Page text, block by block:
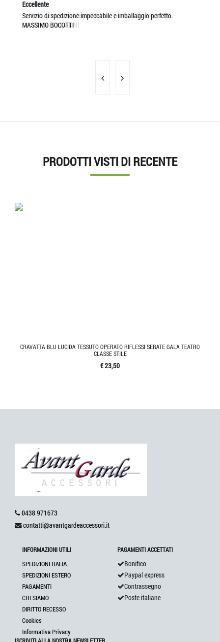
Eccellente
Estrema gentilezza, disponibilità e puntualitá. Prodotti d
GIOVANNI GIOVANNI
Eccellente
Servizio di spedizione impeccabile e imballaggio perfetto.
MASSIMO BOCOTTI
PRODOTTI VISTI DI RECENTE
'.'
CRAVATTA BLU LUCIDA TESSUTO OPERATO RIFLESSI SERATE GALA TEATRO
CLASSE STILE
€ 23,50
0438 971673
contatti@avantgardeaccessori.it
INFORMAZIONI UTILI
SPEDIZIONI ITALIA
SPEDIZIONI ESTERO
PAGAMENTI
CHI SIAMO
DIRITTO RECESSO
Cookies
Informativa Privacy
PAGAMENTI ACCETTATI
Bonifico
Paypal express
Contrassegno
Poste italiane